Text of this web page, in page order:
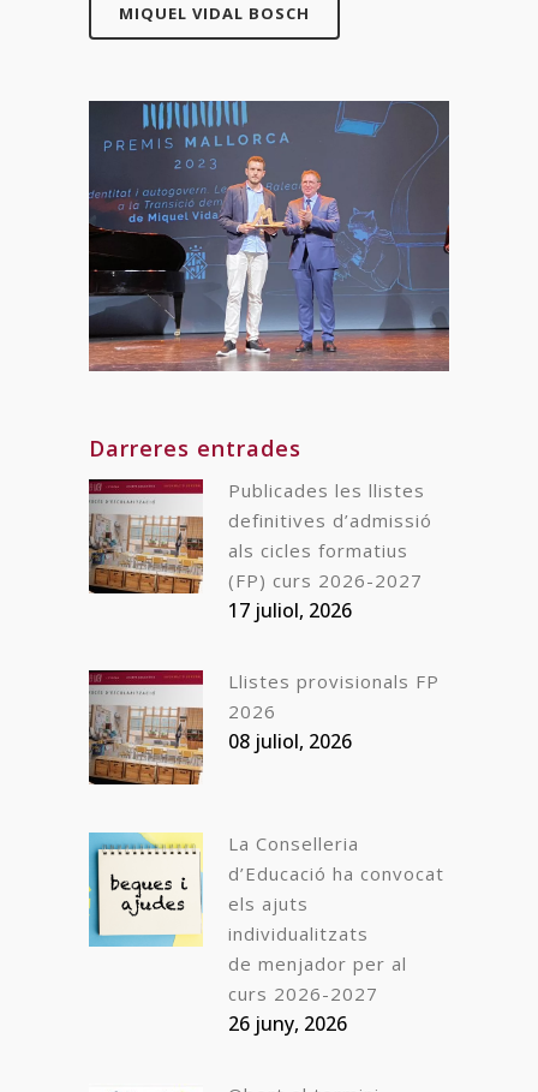
MIQUEL VIDAL BOSCH
Darreres entrades
Publicades les llistes
definitives d’admissió
als cicles formatius
(FP) curs 2026-2027
17 juliol, 2026
Llistes provisionals FP
2026
08 juliol, 2026
La Conselleria
d’Educació ha convocat
els ajuts
individualitzats
de menjador per al
curs 2026-2027
26 juny, 2026